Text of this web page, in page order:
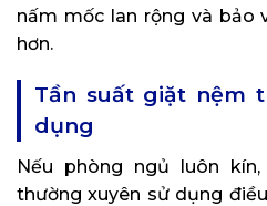
nấm mốc lan rộng và bảo
hơn.
Tần suất giặt nệm
dụng
Nếu phòng ngủ luôn
thường xuyên sử dụng